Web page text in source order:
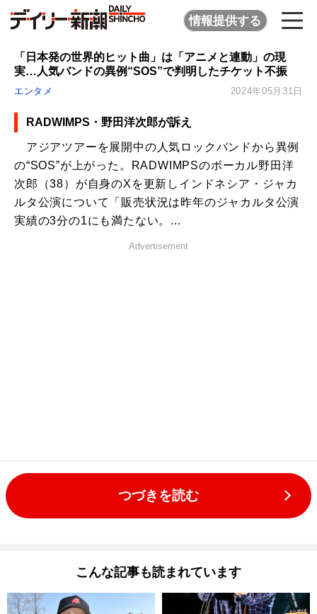
情報提供する
「日本発の世界的ヒット曲」は「アニメと連動」の現
実…人気バンドの異例“SOS”で判明したチケット不振
エンタメ 2024年05月31日
RADWIMPS・野田洋次郎が訴え
アジアツアーを展開中の人気ロックバンドから異例
の“SOS”が上がった。RADWIMPSのボーカル野田洋
次郎（38）が自身のXを更新しインドネシア・ジャカ
ルタ公演について「販売状況は昨年のジャカルタ公演
実績の3分の1にも満たない。...
Advertisement
つづきを読む
こんな記事も読まれています